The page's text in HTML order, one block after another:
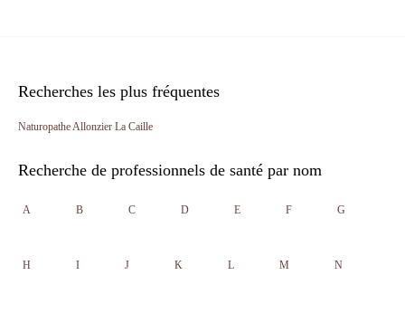
Recherches les plus fréquentes
Naturopathe Allonzier La Caille
Recherche de professionnels de santé par nom
A B C D E F G
H I J K L M N